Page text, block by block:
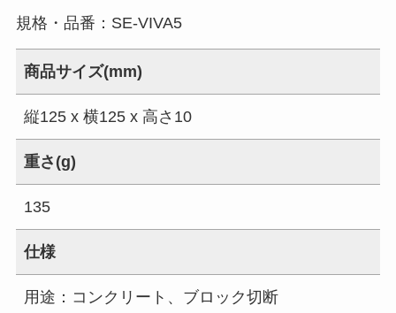
規格・品番： SE-VIVA5
商品サイズ(mm)
縦125 x 横125 x 高さ10
重さ(g)
135
仕様
用途：コンクリート、ブロック切断